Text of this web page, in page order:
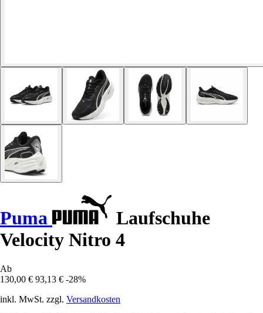
Puma
Laufschuhe
Velocity Nitro 4
Ab
130,00 € 93,13 € -28%
inkl. MwSt. zzgl. Versandkosten